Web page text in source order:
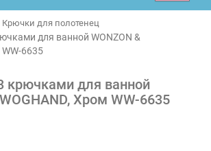
Крючки для полотенец
для ванной WONZON &
6635
крючками для ванной
Хром WW-6635